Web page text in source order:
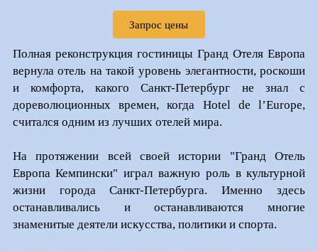
Запрос цены
Полная реконструкция гостиницы Гранд Отеля Европа
вернула отель на такой уровень элегантности, роскоши
и комфорта, какого Санкт-Петербург не знал с
дореволюционных времен, когда Hotel de l’Europe,
считался одним из лучших отелей мира.
На протяжении всей своей истории "Гранд Отель
Европа Кемпински" играл важную роль в культурной
жизни города Санкт-Петербурга. Именно здесь
останавливались и останавливаются многие
знаменитые деятели искусства, политики и спорта.